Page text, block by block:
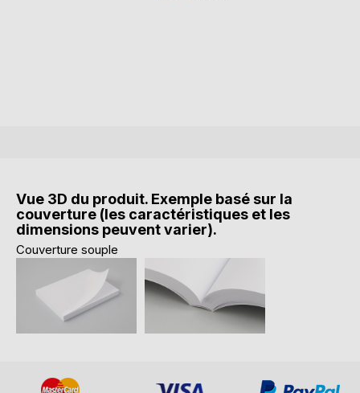
Vue 3D du produit. Exemple basé sur la
couverture (les caractéristiques et les
dimensions peuvent varier).
Couverture souple